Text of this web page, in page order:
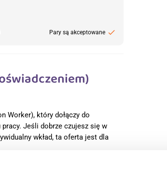
Pary są akceptowane check
Worker), który dołączy do
Jeśli dobrze czujesz się w
wkład, ta oferta jest dla